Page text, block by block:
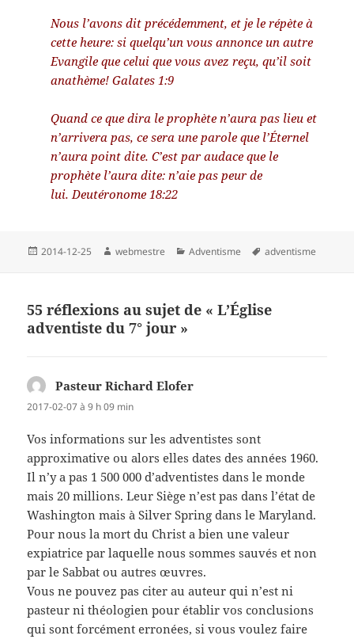
Nous l’avons dit précédemment, et je le répète à
cette heure: si quelqu’un vous annonce un autre
Evangile que celui que vous avez reçu, qu’il soit
anathème! Galates 1:9
Quand ce que dira le prophète n’aura pas lieu et
n’arrivera pas, ce sera une parole que l’Éternel
n’aura point dite. C’est par audace que le
prophète l’aura dite: n’aie pas peur de
lui. Deutéronome 18:22
Publié
2014-12-25 Auteur
webmestre Catégories
Adventisme
Mots-
adventisme
55 réflexions au sujet de « L’Église
adventiste du 7° jour »
Pasteur Richard Elofer
2017-02-07 à 9 h 09 min
Vos informations sur les adventistes sont
approximative ou alors elles dates des années 1960.
Il n’y a pas 1 500 000 d’adventistes dans le monde
mais 20 millions. Leur Siège n’est pas dans l’état de
Washington mais à Silver Spring dans le Maryland.
Pour nous la mort du Christ a bien une valeur
expiatrice par laquelle nous sommes sauvés et non
par le Sabbat ou autres œuvres.
Vous ne pouvez pas citer au auteur qui n’est ni
pasteur ni théologien pour établir vos conclusions
qui sont forcément erronées, si vous voulez faire